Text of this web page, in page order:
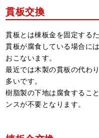
貫板交換
貫板とは棟板金を固定する
貫板が腐食している場合に
おこないます。
最近では木製の貫板の代わ
多いです。
樹脂製の下地は腐食するこ
ンスが不要となります。